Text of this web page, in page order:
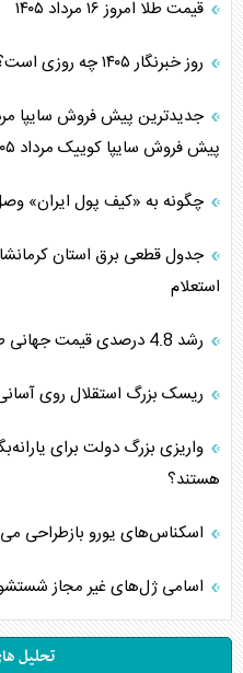
قیمت طلا امروز ۱۶ مرداد ۱۴۰۵
روز خبرنگار ۱۴۰۵ چه روزی است؟ + پیام تبریک روز خبرنگار ۱۴۰۵
پیش فروش سایپا کوییک مرداد ۱۴۰۵ اعلام شد
چگونه به «کیف پول ایران»
استعلام
رشد 4.8 درصدی قیمت جهانی طلا در معاملات هفته
ریسک بزرگ استقلال روی
واریزی بزرگ دولت برای
هستند؟
اسکناس‌های یورو بازطراحی
اسامی ژل‌های غیر مجاز
تحلیل